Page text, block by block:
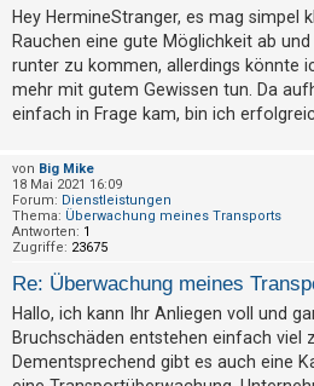
S
u
c
e
F
A
Q
Hey HermineStranger, es mag simpel
Rauchen eine gute Möglichkeit ab
runter zu kommen, allerdings könnte
mehr mit gutem Gewissen tun. Da
einfach in Frage kam, bin ich
von Big Mike
18 Mai 2021 16:09
Forum: Dienstleistungen
Thema: Überwachung meines Transports
Antworten: 1
Zugriffe: 23675
Re: Überwachung meines
Hallo, ich kann Ihr Anliegen voll und
Bruchschäden entstehen einfach viel
Dementsprechend gibt es auch eine